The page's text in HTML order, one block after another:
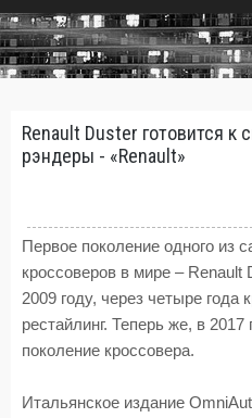
Renault Duster готовится к
рэндеры - «Renault»
Первое поколение одного из
кроссоверов в мире –
2009 году, через четыре года
рестайлинг. Теперь же, в 2017
поколение кроссовера.
Итальянское издание